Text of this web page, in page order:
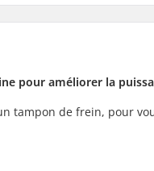
pour améliorer la
tampon de frein, pour